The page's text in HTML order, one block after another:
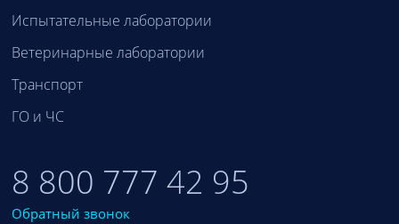
Испытательные лаборатории
Ветеринарные лаборатории
Транспорт
ГО и ЧС
8 800 777 42 95
Обратный звонок